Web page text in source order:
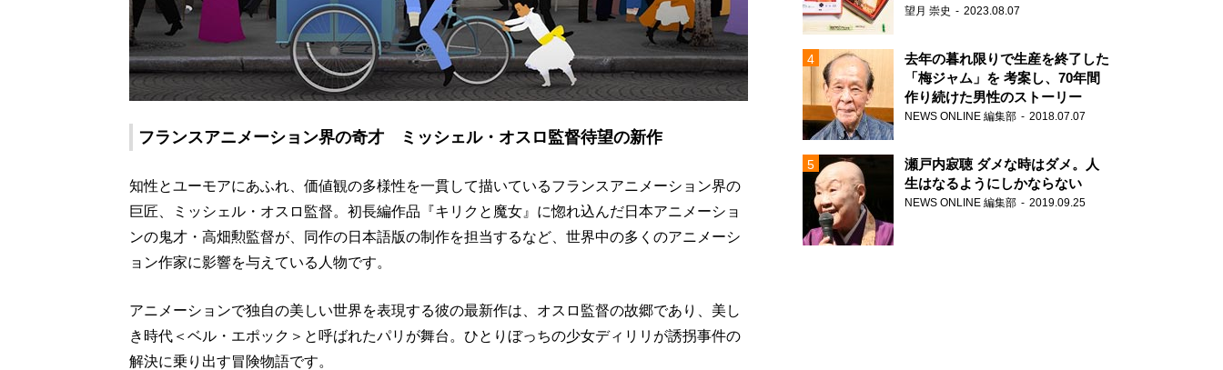
フランスアニメーション界の奇才 ミッシェル・オスロ監督待望の新作
知性とユーモアにあふれ、価値観の多様性を一貫して描いているフランスアニメーション界の
巨匠、ミッシェル・オスロ監督。初長編作品『キリクと魔女』に惚れ込んだ日本アニメーショ
ンの鬼才・高畑勲監督が、同作の日本語版の制作を担当するなど、世界中の多くのアニメーシ
ョン作家に影響を与えている人物です。
アニメーションで独自の美しい世界を表現する彼の最新作は、オスロ監督の故郷であり、美し
き時代＜ベル・エポック＞と呼ばれたパリが舞台。ひとりぼっちの少女ディリリが誘拐事件の
解決に乗り出す冒険物語です。
た理由
望月 崇史 2023.08.07
去年の暮れ限りで生産を終了した
「梅ジャム」を 考案し、70年間
作り続けた男性のストーリー
NEWS ONLINE 編集部 2018.07.07
瀬戸内寂聴 ダメな時はダメ。人
生はなるようにしかならない
NEWS ONLINE 編集部 2019.09.25